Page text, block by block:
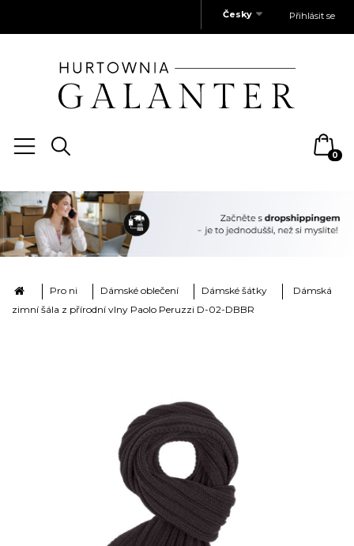
Přihlásit se
Česky
0
Pro ni Dámské oblečení Dámské šátky
Dámská
zimní šála z přírodní vlny Paolo Peruzzi D-02-DBBR